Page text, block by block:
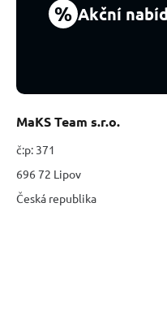
% Akční
MaKS Team s.r.o.
č:p: 371
696 72 Lipov
Česká republika